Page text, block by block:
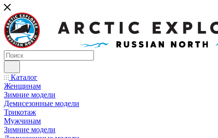
Каталог
Женщинам
Зимние модели
Демисезонные модели
Трикотаж
Мужчинам
Зимние модели